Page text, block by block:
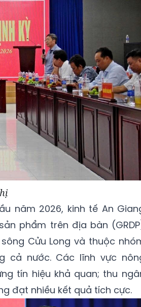
năm 2026, kinh tế An
phẩm trên địa bàn
Cửu Long và thuộc
cả nước. Các lĩnh vực
tín hiệu khả quan; thu
đạt nhiều kết quả tích cực.